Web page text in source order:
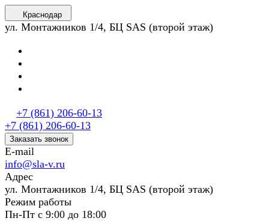
Краснодар
ул. Монтажников 1/4, БЦ SAS (второй этаж)
+7 (861) 206-60-13
+7 (861) 206-60-13
Заказать звонок
E-mail
info@sla-v.ru
Адрес
ул. Монтажников 1/4, БЦ SAS (второй этаж)
Режим работы
Пн-Пт с 9:00 до 18:00